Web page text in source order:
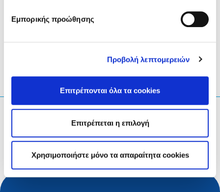
Εμπορικής προώθησης
Προβολή λεπτομερειών
Επιτρέπονται όλα τα cookies
Επιτρέπεται η επιλογή
Χρησιμοποιήστε μόνο τα απαραίτητα cookies
View ourPGP for Responsible Disclosure.
Τι ψάχνετε;